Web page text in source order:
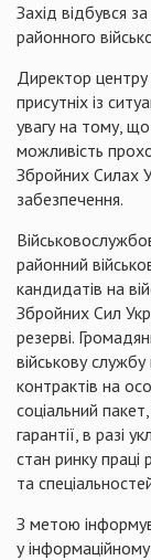
Захід відбувся
районного
Директор центру
присутніх із
увагу на тому,
можливість
Збройних Силах
забезпечення.
районний
кандидатів на
Збройних Сил
резерві.
військову
контрактів на
соціальний
гарантії, в разі
стан ринку праці
та
З метою
у